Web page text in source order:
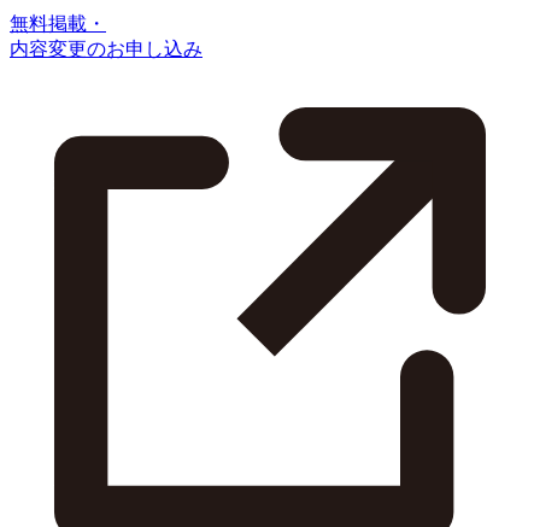
無料掲載・
内容変更のお申し込み